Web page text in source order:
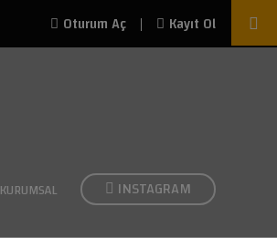
Oturum Aç | Kayıt Ol
KURUMSAL INSTAGRAM